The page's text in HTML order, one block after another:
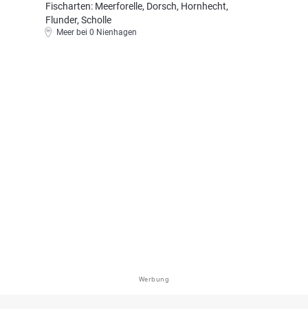
Fischarten: Meerforelle, Dorsch, Hornhecht,
Flunder, Scholle
Meer bei 0 Nienhagen
Werbung